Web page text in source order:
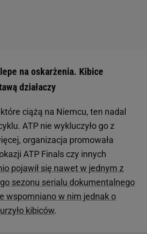
na oskarżenia. Kibice
działaczy
ciążą na Niemcu, ten nadal
ATP nie wykluczyło go z
organizacja promowała
ATP Finals czy innych
pojawił się nawet w jednym z
sezonu serialu dokumentalnego
wspomniano w nim jednak o
kibiców.